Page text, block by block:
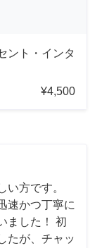
ント・インタ
¥4,500
い方です。
速かつ丁寧に
ました！ 初
たが、チャッ